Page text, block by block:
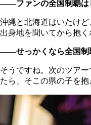
――ファンの全国制覇は
沖縄と北海道はいたけど
出身地を聞いてから抱く
――せっかくなら全国制
そうですね。次のツア
たら、そこの県の子を抱